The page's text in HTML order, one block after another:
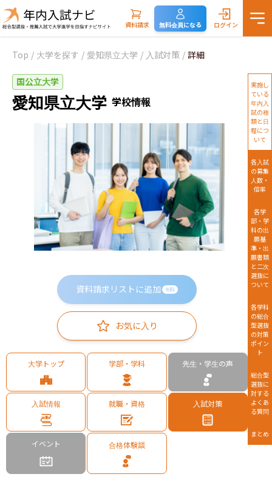
資料請求 無料会員になる ログイン
Top / 大学を探す / 愛知県立大学 / 入試対策 / 詳細
国公立大学
愛知県立大学 学校情報
資料請求リストに追加 無料
お気に入り
大学トップ 学部・学科 先生・学生の声
入試情報 就職・資格 入試対策
イベント 合格体験談
実施し
ている
年内入
試の種
類と日
程につ
いて
各入試
の募集
人数・
倍率
各学
部・学
科の出
願基
準・出
願書類
と二次
選抜に
ついて
各学科
の総合
型選抜
の対策
ポイン
ト
総合型
選抜に
対する
よくあ
る質問
まとめ